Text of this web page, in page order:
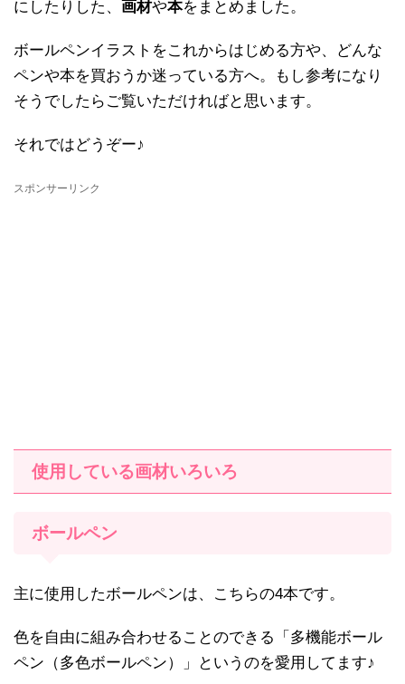
にしたりした、 画材や本をまとめました。
ボールペンイラストをこれからはじめる方や、どんな
ペンや本を買おうか迷っている方へ。もし参考になり
そうでしたらご覧いただければと思います。
それではどうぞー♪
スポンサーリンク
使用している画材いろいろ
ボールペン
主に使用したボールペンは、こちらの4本です。
色を自由に組み合わせることのできる「多機能ボール
ペン（多色ボールペン）」というのを愛用してます♪